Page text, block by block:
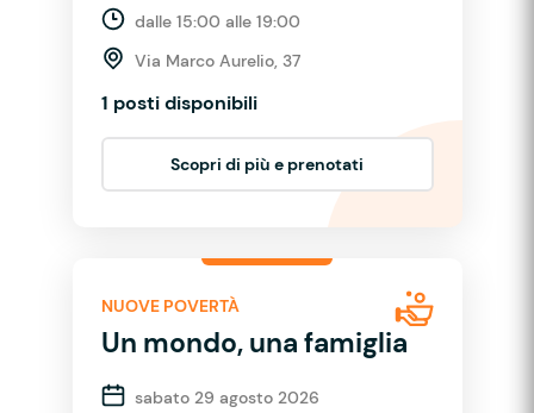
dalle 15:00 alle 19:00
Via Marco Aurelio, 37
1 posti disponibili
Scopri di più e prenotati
NUOVE POVERTÀ
Un mondo, una famiglia
sabato 29 agosto 2026